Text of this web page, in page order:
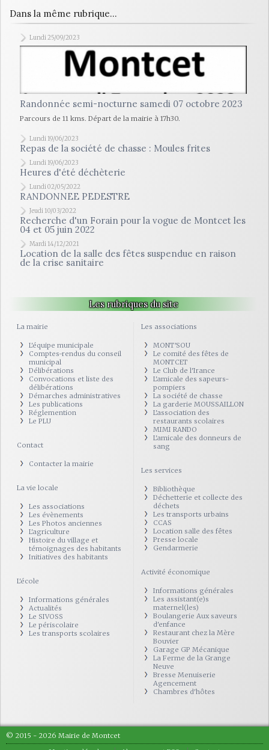
Dans la même rubrique...
Lundi 25/09/2023
Randonnée semi-nocturne samedi 07 octobre 2023
Parcours de 11 kms. Départ de la mairie à 17h30.
Lundi 19/06/2023
Repas de la société de chasse : Moules frites
Lundi 19/06/2023
Heures d'été déchèterie
Lundi 02/05/2022
RANDONNEE PEDESTRE
Jeudi 10/03/2022
Recherche d'un Forain pour la vogue de Montcet les
04 et 05 juin 2022
Mardi 14/12/2021
Location de la salle des fêtes suspendue en raison
de la crise sanitaire
Les rubriques du site
La mairie
L'équipe municipale
Comptes-rendus du conseil
municipal
Délibérations
Convocations et liste des
délibérations
Démarches administratives
Les publications
Réglemention
Le PLU
Contact
Contacter la mairie
La vie locale
Les associations
Les évènements
Les Photos anciennes
L'agriculture
Histoire du village et
témoignages des habitants
Initiatives des habitants
L'école
Informations générales
Actualités
Le SIVOSS
Le périscolaire
Les transports scolaires
Les associations
MONT'SOU
Le comité des fêtes de
MONTCET
Le Club de l'Irance
L'amicale des sapeurs-
pompiers
La société de chasse
La garderie MOUSSAILLON
L'association des
restaurants scolaires
MIMI RANDO
L'amicale des donneurs de
sang
Les services
Bibliothèque
Déchetterie et collecte des
déchets
Les transports urbains
CCAS
Location salle des fêtes
Presse locale
Gendarmerie
Activité économique
Informations générales
Les assistant(e)s
maternel(les)
Boulangerie Aux saveurs
d'enfance
Restaurant chez la Mère
Bouvier
Garage GP Mécanique
La Ferme de la Grange
Neuve
Bresse Menuiserie
Agencement
Chambres d'hôtes
© 2015 - 2026 Mairie de Montcet